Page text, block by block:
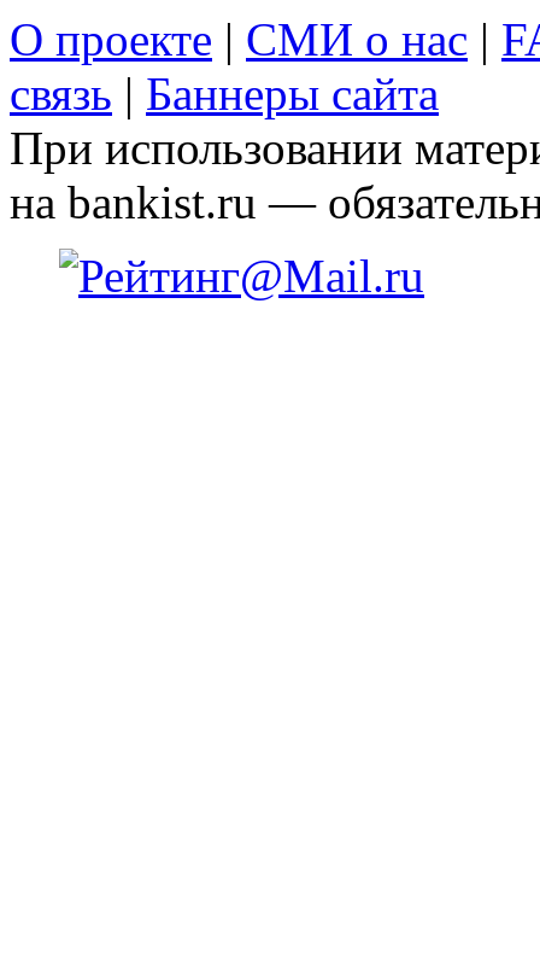
О проекте | СМИ о нас |
связь | Баннеры сайта
При использовании
на bankist.ru —